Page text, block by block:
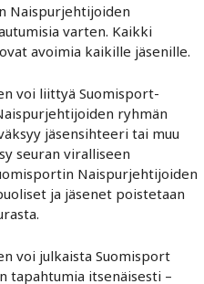
Naispurjehtijoiden
varten. Kaikki
avoimia kaikille jäsenille.
voi liittyä Suomisport-
ryhmän
jäsensihteeri tai muu
seuran viralliseen
Naispurjehtijoiden
ja jäsenet poistetaan
voi julkaista Suomisport
tapahtumia itsenäisesti –